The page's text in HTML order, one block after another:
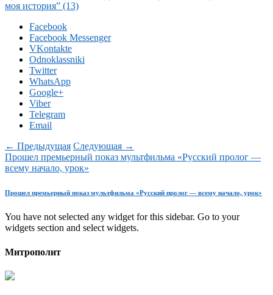
Facebook
Facebook Messenger
VKontakte
Odnoklassniki
Twitter
WhatsApp
Google+
Viber
Telegram
Email
← Предыдущая Следующая →
Прошел премьерный показ мультфильма «Русский пролог —
всему начало, урок»
Прошел премьерный показ мультфильма «Русский пролог — всему начало, урок»
You have not selected any widget for this sidebar. Go to your
widgets section and select widgets.
Митрополит